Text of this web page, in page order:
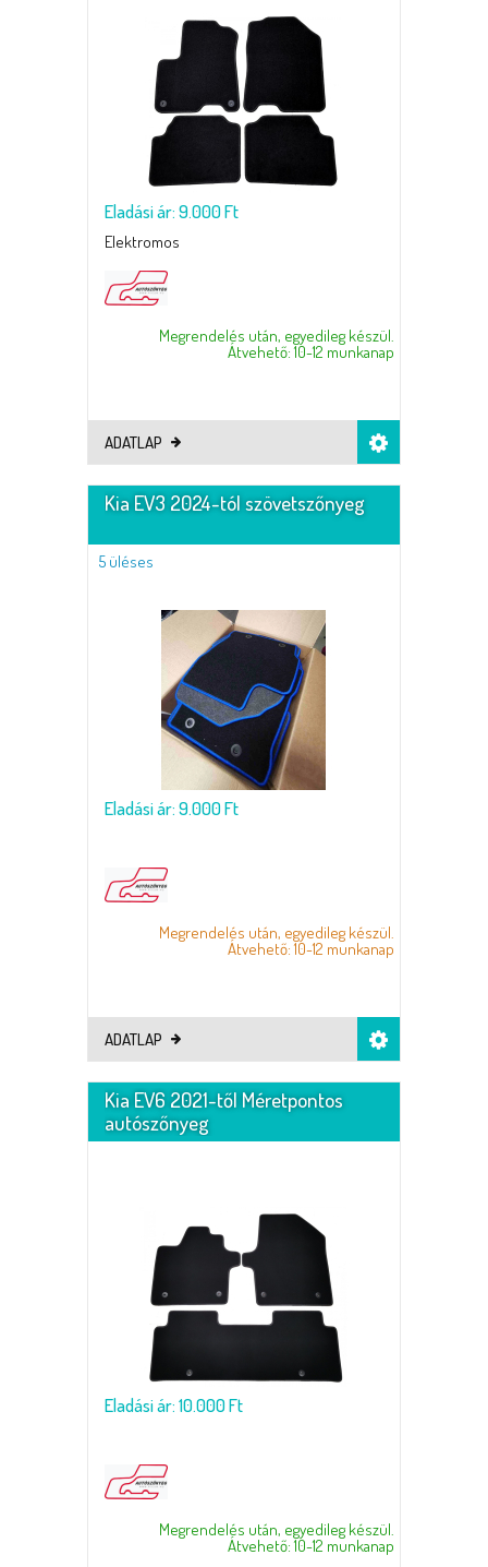
Eladási ár: 9.000 Ft
Elektromos
Megrendelés után, egyedileg készül.
Átvehető: 10-12 munkanap
ADATLAP
Kia EV3 2024-tól szövetszőnyeg
5 üléses
Eladási ár: 9.000 Ft
Megrendelés után, egyedileg készül.
Átvehető: 10-12 munkanap
ADATLAP
Kia EV6 2021-től Méretpontos
autószőnyeg
Eladási ár: 10.000 Ft
Megrendelés után, egyedileg készül.
Átvehető: 10-12 munkanap